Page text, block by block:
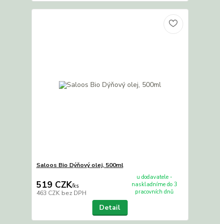
Saloos Bio Dýňový olej, 500ml
519 CZK/ks
463 CZK bez DPH
u dodavatele -
naskladníme do 3
pracovních dnů
Detail